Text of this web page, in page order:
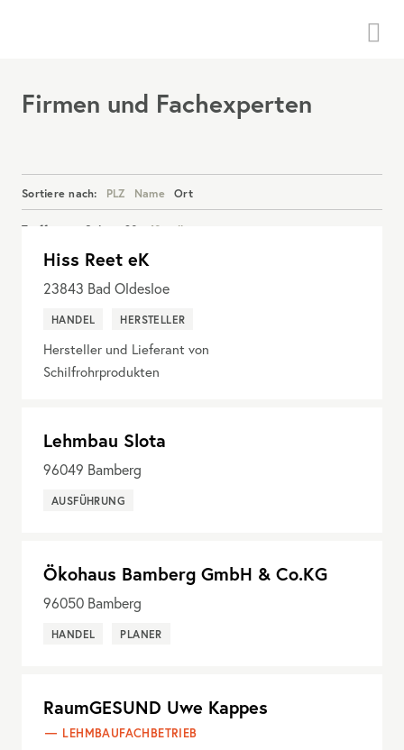
Firmen und Fachexperten
Sortiere nach: PLZ Name Ort
Treffer pro Seite: 20 40 alle
Details anzeigen
Hiss Reet eK
23843 Bad Oldesloe
HANDEL HERSTELLER
Hersteller und Lieferant von
Schilfrohrprodukten
Lehmbau Slota
96049 Bamberg
AUSFÜHRUNG
Ökohaus Bamberg GmbH & Co.KG
96050 Bamberg
HANDEL PLANER
RaumGESUND Uwe Kappes
LEHMBAUFACHBETRIEB